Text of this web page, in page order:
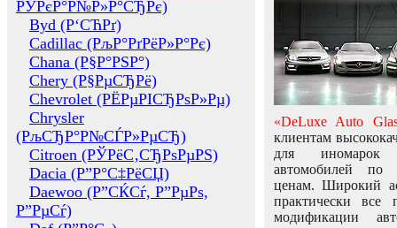
РЎРєР°Р№Р»Р°СЂРє)
Byd (Р‘СЋРґ)
Cadillac (РљР°РґРёР»Р°Рє)
Chana (Р§Р°РЅР°)
Chery (Р§РµСЂРё)
Chevrolet (РЁРµРІСЂРѕР»Рµ)
Chrysler
(РљСЂР°Р№СЃР»РµСЂ)
Citroen (РЎРёС‚СЂРѕРµРЅ)
Dacia (Р”Р°С‡РёСЏ)
Daewoo (Р”СЌСѓ, Р”РµРѕ,
Р”РµСѓ)
«DeLuxe Auto
клиентам
для иномарок
автомобилей
ценам. Широкий
практически все
модификации